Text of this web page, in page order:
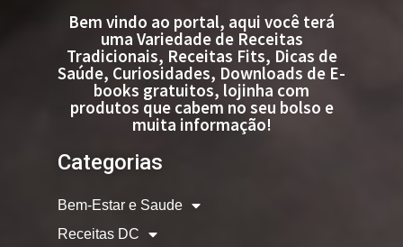
Bem vindo ao portal, aqui você terá
uma Variedade de Receitas
Tradicionais, Receitas Fits, Dicas de
Saúde, Curiosidades, Downloads de E-
books gratuitos, lojinha com
produtos que cabem no seu bolso e
muita informação!
Categorias
Bem-Estar e Saude
Receitas DC